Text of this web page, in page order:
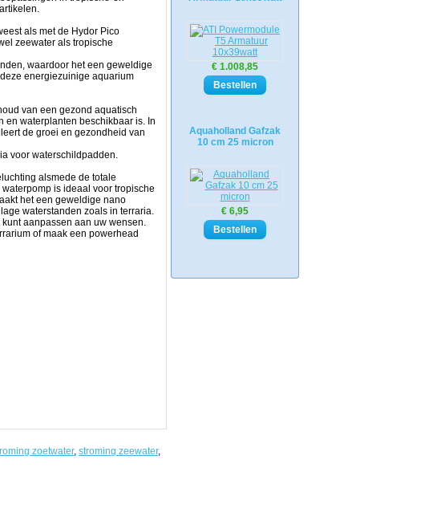
€ 1.008,85
Aquaholland Gafzak
10 cm 25 micron
€ 6,95
als met de Hydor Pico
zeewater als tropische
waardoor het een geweldige
energiezuinige aquarium
van een gezond aquatisch
en waterplanten beschikbaar is. In
de groei en gezondheid van
voor waterschildpadden.
alsmede de totale
is ideaal voor tropische
het een geweldige nano
waterstanden zoals in terraria.
aanpassen aan uw wensen.
of maak een powerhead
zoetwater, stroming zeewater,